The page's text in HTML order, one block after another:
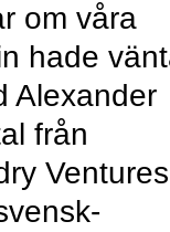
om våra
hade
Alexander
från
Ventures